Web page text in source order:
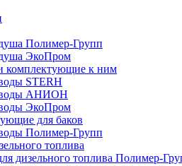
Полимер-Групп
ЭкоПром
комплектующие к ним
STERH
воды АНИОН
ЭкоПром
для баков
Полимер-Групп
топлива
дизельного топлива Полимер-